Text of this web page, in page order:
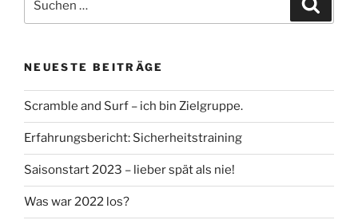
nach:
NEUESTE BEITRÄGE
Scramble and Surf – ich bin Zielgruppe.
Erfahrungsbericht: Sicherheitstraining
Saisonstart 2023 – lieber spät als nie!
Was war 2022 los?